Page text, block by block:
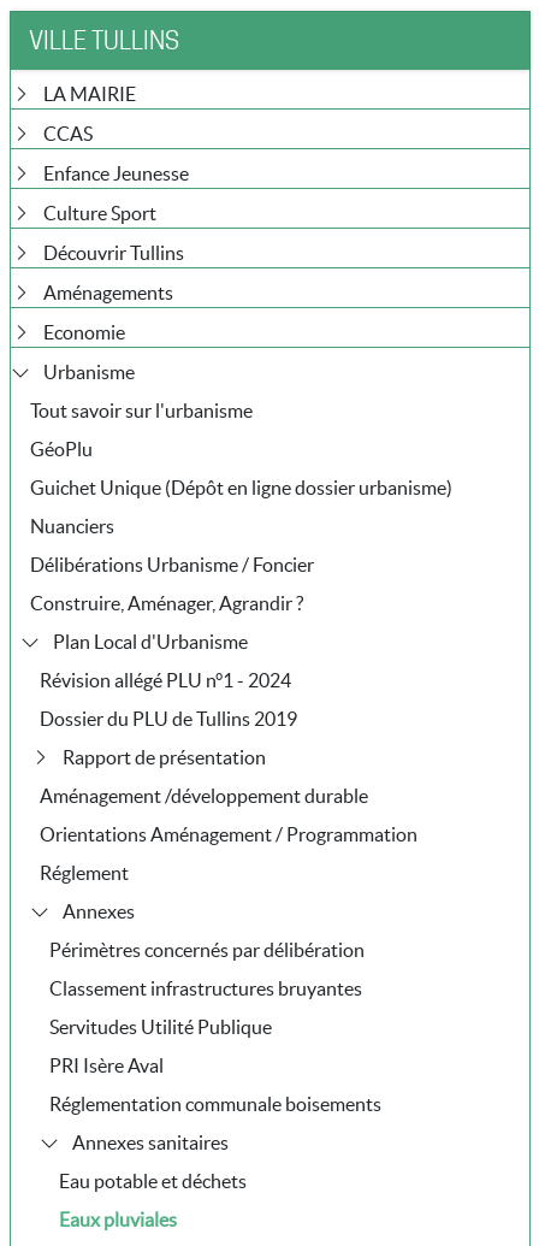
VILLE TULLINS
LA MAIRIE
CCAS
Enfance Jeunesse
Culture Sport
Découvrir Tullins
Aménagements
Economie
Urbanisme
Tout savoir sur l'urbanisme
GéoPlu
Guichet Unique (Dépôt en ligne dossier urbanisme)
Nuanciers
Délibérations Urbanisme / Foncier
Construire, Aménager, Agrandir ?
Plan Local d'Urbanisme
Révision allégé PLU n°1 - 2024
Dossier du PLU de Tullins 2019
Rapport de présentation
Aménagement /développement durable
Orientations Aménagement / Programmation
Réglement
Annexes
Périmètres concernés par délibération
Classement infrastructures bruyantes
Servitudes Utilité Publique
PRI Isère Aval
Réglementation communale boisements
Annexes sanitaires
Eau potable et déchets
Eaux pluviales